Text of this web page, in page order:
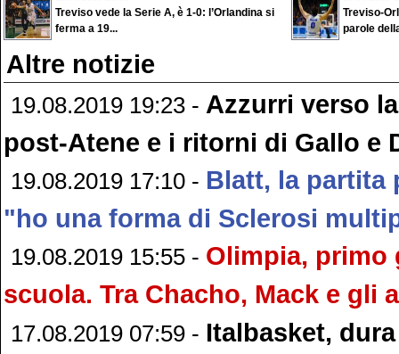
Treviso vede la Serie A, è 1-0: l’Orlandina si
ferma a 19...
Treviso-
parole
Altre notizie
19.08.2019 19:23 - Azzurri verso
post-Atene e i ritorni di Gallo e
19.08.2019 17:10 - Blatt, la partita
"ho una forma di Sclerosi
19.08.2019 15:55 - Olimpia, primo
scuola. Tra Chacho, Mack e gli
17.08.2019 07:59 - Italbasket,